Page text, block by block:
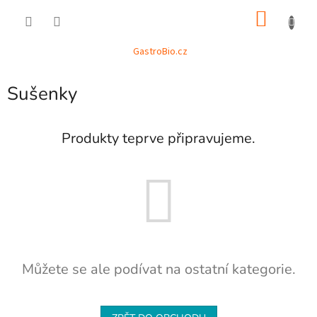
GastroBio.cz
Sušenky
Produkty teprve připravujeme.
Můžete se ale podívat na ostatní kategorie.